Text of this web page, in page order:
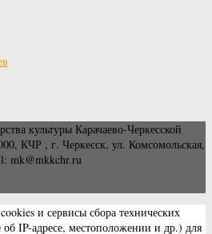
культуры Карачаево-Черкесской
КЧР , г. Черкесск, ул. Комсомольская,
mk@mkkchr.ru
и сервисы сбора технических
IP-адресе, местоположении и др.) для